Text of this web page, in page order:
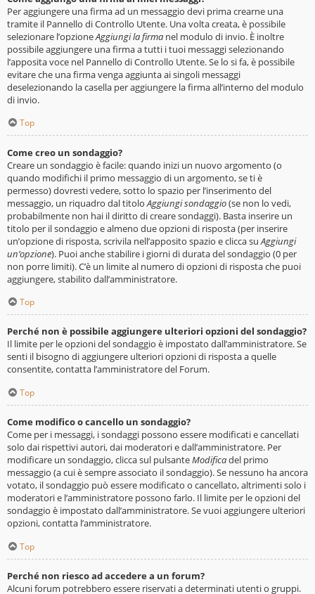
Per aggiungere una firma ad un messaggio devi prima crearne una
tramite il Pannello di Controllo Utente. Una volta creata, è possibile
selezionare l’opzioneAggiungi la firma nel modulo di invio. È inoltre
possibile aggiungere una firma a tutti i tuoi messaggi selezionando
l’apposita voce nel Pannello di Controllo Utente. Se lo si fa, è possibile
evitare che una firma venga aggiunta ai singoli messaggi
deselezionando la casella per aggiungere la firma all’interno del modulo
di invio.
Top
Come creo un sondaggio?
Creare un sondaggio è facile: quando inizi un nuovo argomento (o
quando modifichi il primo messaggio di un argomento, se ti è
permesso) dovresti vedere, sotto lo spazio per l’inserimento del
messaggio, un riquadro dal titolo Aggiungi sondaggio(se non lo vedi,
probabilmente non hai il diritto di creare sondaggi). Basta inserire un
titolo per il sondaggio e almeno due opzioni di risposta (per inserire
un’opzione di risposta, scrivila nell’apposito spazio e clicca su Aggiungi
un’opzione). Puoi anche stabilire i giorni di durata del sondaggio (0 per
non porre limiti). C’è un limite al numero di opzioni di risposta che puoi
aggiungere, stabilito dall’amministratore.
Top
Perché non è possibile aggiungere ulteriori opzioni del sondaggio?
Il limite per le opzioni del sondaggio è impostato dall’amministratore. Se
senti il bisogno di aggiungere ulteriori opzioni di risposta a quelle
consentite, contatta l’amministratore del Forum.
Top
Come modifico o cancello un sondaggio?
Come per i messaggi, i sondaggi possono essere modificati e cancellati
solo dai rispettivi autori, dai moderatori e dall’amministratore. Per
modificare un sondaggio, clicca sul pulsanteModificadel primo
messaggio (a cui è sempre associato il sondaggio). Se nessuno ha ancora
votato, il sondaggio può essere modificato o cancellato, altrimenti solo i
moderatori e l’amministratore possono farlo. Il limite per le opzioni del
sondaggio è impostato dall’amministratore. Se vuoi aggiungere ulteriori
opzioni, contatta l’amministratore.
Top
Perché non riesco ad accedere a un forum?
Alcuni forum potrebbero essere riservati a determinati utenti o gruppi.